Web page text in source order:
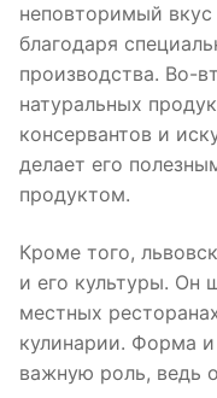
неповторимый
благодаря
производства. Во-
натуральных
консервантов и
делает его
продуктом.
Кроме того,
и его культуры. Он
местных
кулинарии. Форма
важную роль, ведь